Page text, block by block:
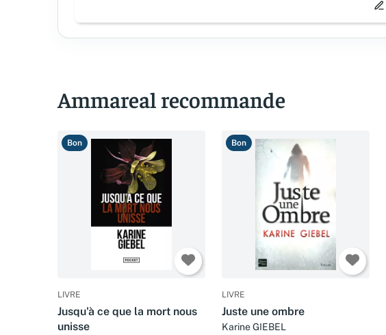
Ammareal recommande
Bon
LIVRE
Jusqu'à ce que la mort nous
unisse
Bon
LIVRE
Juste une ombre
Karine GIEBEL